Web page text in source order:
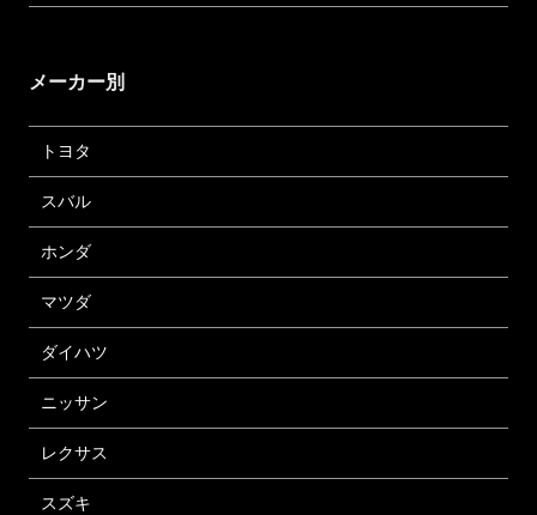
メーカー別
トヨタ
スバル
ホンダ
マツダ
ダイハツ
ニッサン
レクサス
スズキ